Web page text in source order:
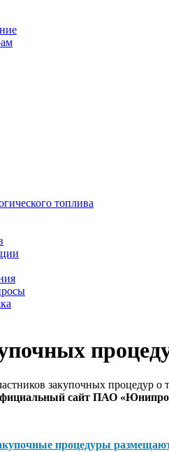
топлива
закупочных процедур
сайт ПАО
процедуры